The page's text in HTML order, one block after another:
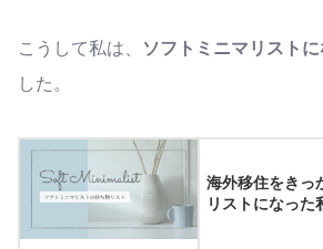
こうして私は、 ソフトミニマリスト
した。
海外移住をきっ
リストになった